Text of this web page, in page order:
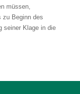
müssen,
zu Beginn des
seiner Klage in die